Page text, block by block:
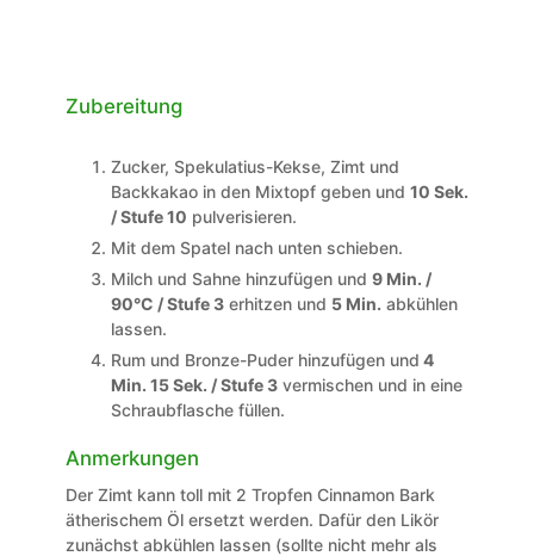
Zubereitung
Zucker, Spekulatius-Kekse, Zimt und
Backkakao in den Mixtopf geben und 10 Sek.
/ Stufe 10 pulverisieren.
Mit dem Spatel nach unten schieben.
Milch und Sahne hinzufügen und 9 Min. /
90°C / Stufe 3erhitzen und 5 Min. abkühlen
lassen.
Rum und Bronze-Puder hinzufügen und 4
Min. 15 Sek. / Stufe 3vermischen und in eine
Schraubflasche füllen.
Anmerkungen
Der Zimt kann toll mit 2 Tropfen Cinnamon Bark
ätherischem Öl ersetzt werden. Dafür den Likör
zunächst abkühlen lassen (sollte nicht mehr als